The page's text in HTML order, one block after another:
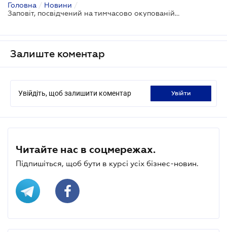
Головна / Новини /
Заповіт, посвідчений на тимчасово окупованій території, є недійсним
Залиште коментар
Увійдіть, щоб залишити коментар увійти
Читайте нас в соцмережах.
Підпишіться, щоб бути в курсі усіх бізнес-новин.